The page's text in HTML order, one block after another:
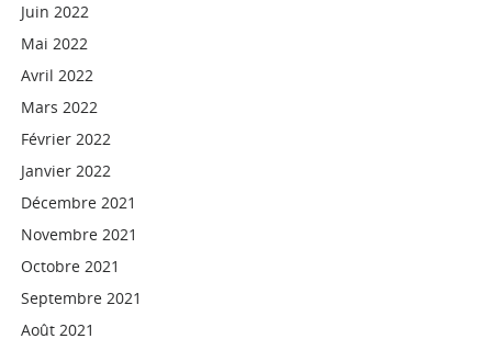
Juin 2022
Mai 2022
Avril 2022
Mars 2022
Février 2022
Janvier 2022
Décembre 2021
Novembre 2021
Octobre 2021
Septembre 2021
Août 2021